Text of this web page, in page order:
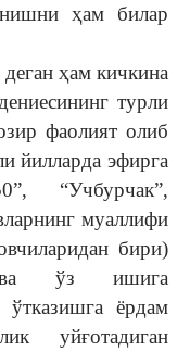
ҳам билар
ҳам кичкина
турли
фаолият олиб
йилларда эфирга
“Учбурчак”,
муаллифи
бири)
ўз ишига
ёрдам
уйғотадиган